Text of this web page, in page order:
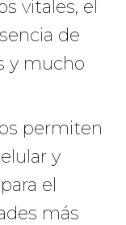
vitales, el
de
y mucho
permiten
y
el
más